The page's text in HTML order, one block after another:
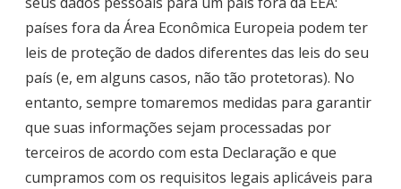
países fora da Área Econômica Europeia podem ter
leis de proteção de dados diferentes das leis do seu
país (e, em alguns casos, não tão protetoras). No
entanto, sempre tomaremos medidas para garantir
que suas informações sejam processadas por
terceiros de acordo com esta Declaração e que
cumpramos com os requisitos legais aplicáveis para